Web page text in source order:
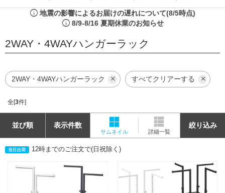
info 地震の影響によるお届けの遅れについて(8/5時点)
info 8/9-8/16 夏期休業のお知らせ
2WAY・4WAYハンガーラック
2WAY・4WAYハンガーラック すべてクリアーする
全[3件]
並び順 表示件数
サムネイル 詳細一覧
絞り込み
12時までのご注文で(日祝除く)